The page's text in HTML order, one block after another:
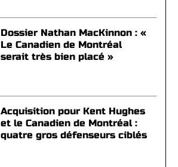
Dossier Nathan MacKinnon : «
Le Canadien de Montréal
serait très bien placé »
Acquisition pour Kent Hughes
et le Canadien de Montréal :
quatre gros défenseurs ciblés